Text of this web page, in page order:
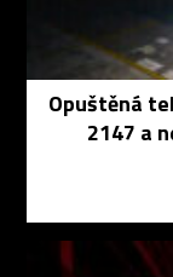
Opuštěná
2147 a